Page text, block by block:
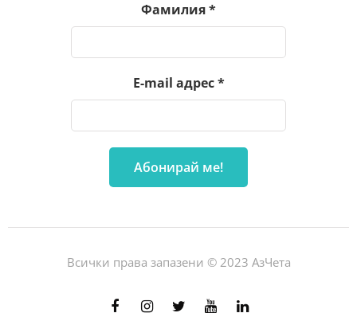
Фамилия*
E-mail адрес*
Всички права запазени © 2023 АзЧета